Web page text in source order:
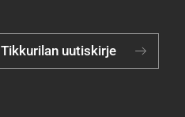
uutiskirje